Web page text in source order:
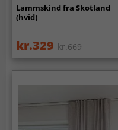
Lammskind fra Skotland
(hvid)
kr.329 kr.669